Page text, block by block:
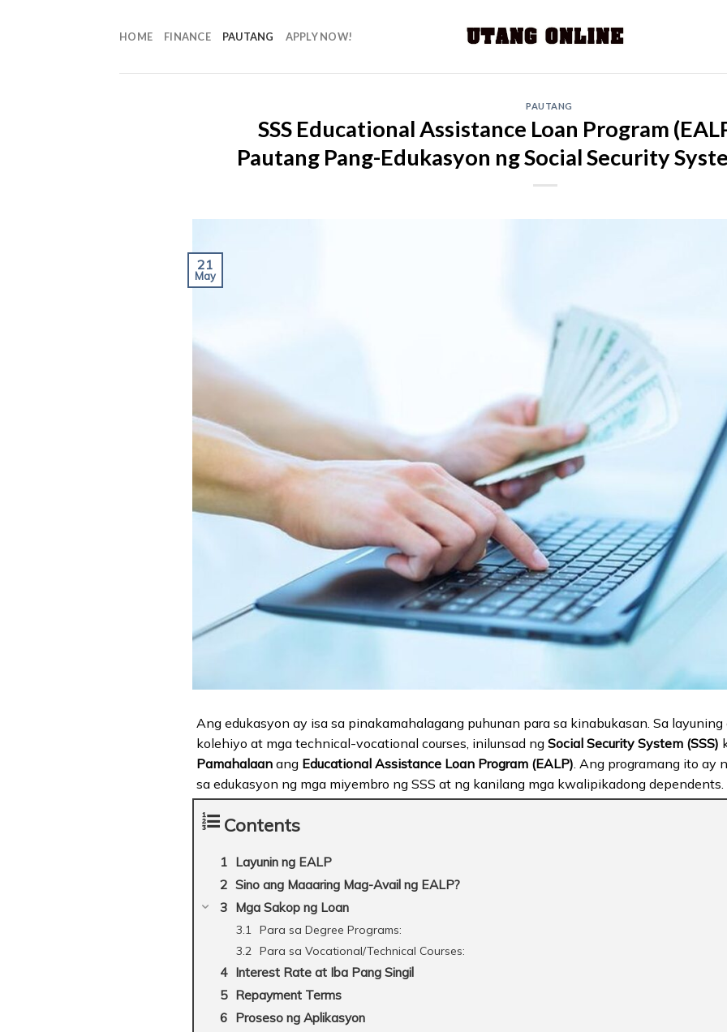
HOME FINANCE PAUTANG APPLY NOW!
PAUTANG
SSS Educational Assistance Loan Program
Pautang Pang-Edukasyon ng Social Security
21
May
Ang edukasyon ay isa sa pinakamahalagang puhunan para sa kinabukasan. Sa
kolehiyo at mga technical-vocational courses, inilunsad ng Social Security System (SSS)
Pamahalaan ang Educational Assistance Loan Program (EALP). Ang programang ito ay
sa edukasyon ng mga miyembro ng SSS at ng kanilang mga kwalipikadong dependents.
Contents
Layunin ng EALP
Sino ang Maaaring Mag-Avail ng EALP?
Mga Sakop ng Loan
Para sa Degree Programs:
Para sa Vocational/Technical Courses:
Interest Rate at Iba Pang Singil
Repayment Terms
Proseso ng Aplikasyon